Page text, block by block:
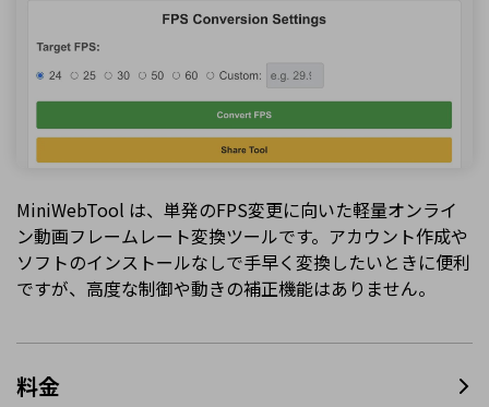
MiniWebTool は、単発のFPS変更に向いた軽量オンライ
ン動画フレームレート変換ツールです。アカウント作成や
ソフトのインストールなしで手早く変換したいときに便利
ですが、高度な制御や動きの補正機能はありません。
料金